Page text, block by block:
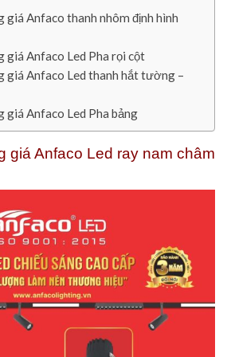
giá Anfaco thanh nhôm định hình
giá Anfaco Led Pha rọi cột
giá Anfaco Led thanh hắt tường –
giá Anfaco Led Pha bảng
giá Anfaco Led ray nam châm